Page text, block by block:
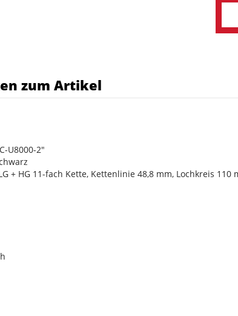
zum Artikel
U8000-2"
+ HG 11-fach Kette, Kettenlinie 48,8 mm, Lochkreis 110